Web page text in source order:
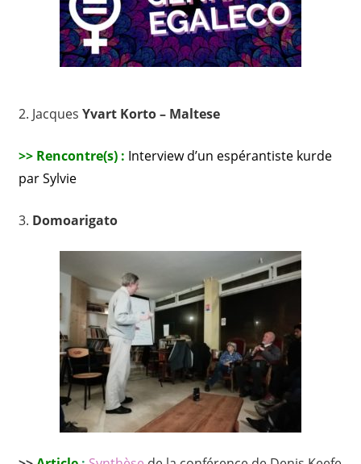
2. Jacques Yvart Korto – Maltese
>> Rencontre(s) : Interview d’un espérantiste kurde
par Sylvie
3. Domoarigato